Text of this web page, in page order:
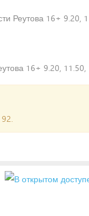
Реутова 16+
16+ 9.20,